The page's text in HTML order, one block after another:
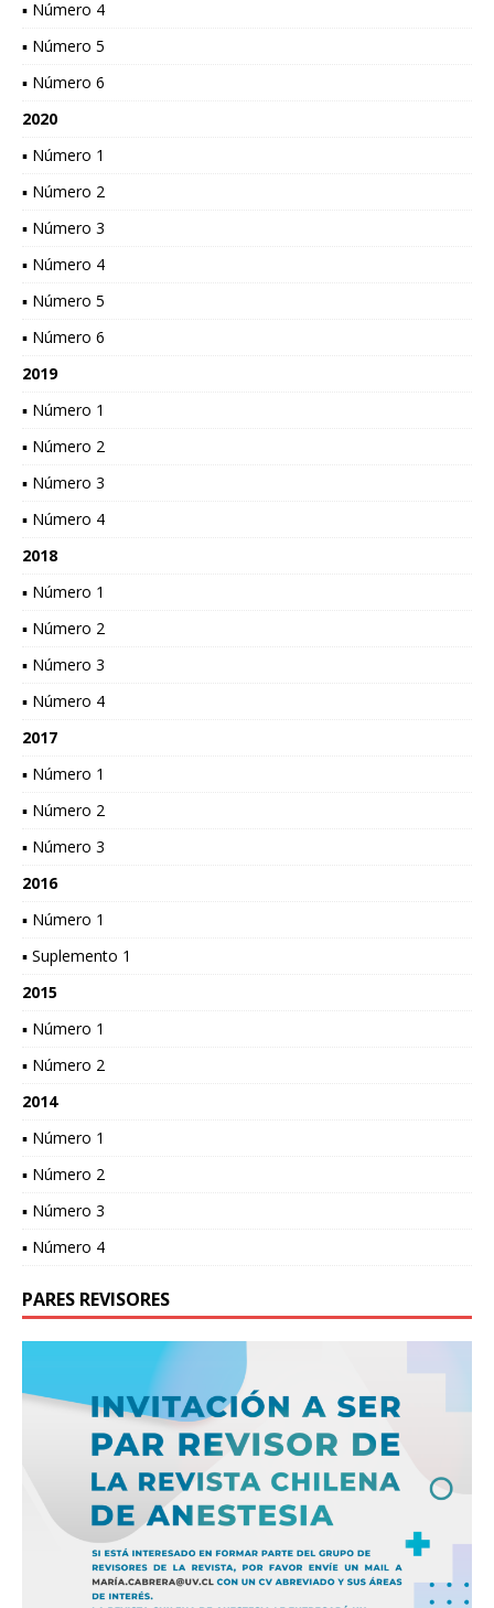
▪ Número 4
▪ Número 5
▪ Número 6
2020
▪ Número 1
▪ Número 2
▪ Número 3
▪ Número 4
▪ Número 5
▪ Número 6
2019
▪ Número 1
▪ Número 2
▪ Número 3
▪ Número 4
2018
▪ Número 1
▪ Número 2
▪ Número 3
▪ Número 4
2017
▪ Número 1
▪ Número 2
▪ Número 3
2016
▪ Número 1
▪ Suplemento 1
2015
▪ Número 1
▪ Número 2
2014
▪ Número 1
▪ Número 2
▪ Número 3
▪ Número 4
PARES REVISORES